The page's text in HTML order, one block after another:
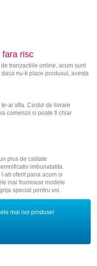
fara risc
tranzactiile online, acum sunt
nu-ti place produsul, acesta
ai afla. Costul de livrare
comenzii si poate fi chiar
plus de calitate
imbunatatita.
ati oferit pana acum si
mai frumoase modele
special pentru voi.
mai noi produse!